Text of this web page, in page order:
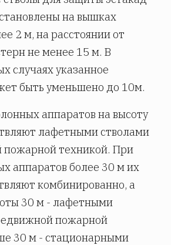
на вышках
2 м, на расстоянии от
не менее 15 м. В
случаях указанное
быть уменьшено до 10м.
аппаратов на высоту
лафетными стволами
техникой. При
аппаратов более 30 м их
комбинированно, а
30 м - лафетными
пожарной
30 м - стационарными